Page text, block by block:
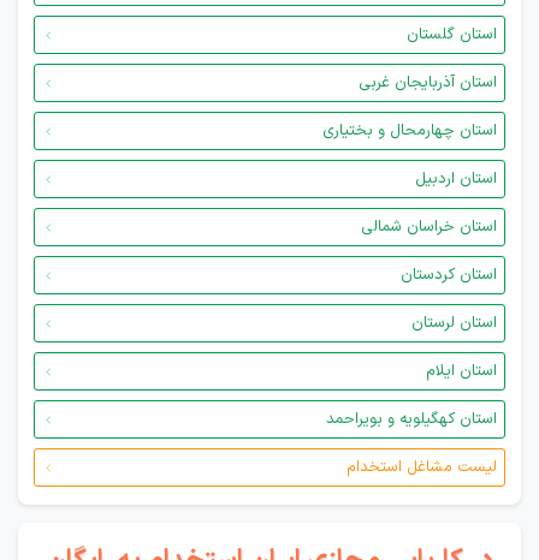
استان گلستان
استان آذربایجان غربی
استان چهارمحال و بختیاری
استان اردبیل
استان خراسان شمالی
استان کردستان
استان لرستان
استان ایلام
استان کهگیلویه و بویراحمد
لیست مشاغل استخدام